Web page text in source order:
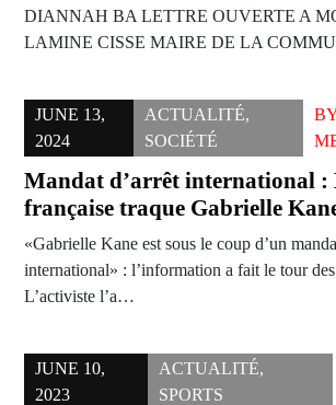
DIANNAH BA LETTRE OUVERTE A
LAMINE CISSE MAIRE DE LA
JUNE 13,
2024
ACTUALITÉ,
SOCIÉTÉ
Mandat d’arrêt international :
française traque Gabrielle
«Gabrielle Kane est sous le coup d’un
international» : l’information a fait le tour
L’activiste l’a…
JUNE 10,
2023
ACTUALITÉ,
SPORTS